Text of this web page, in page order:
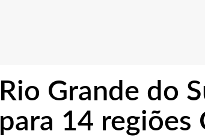
Rio Grande do
para 14 regiões